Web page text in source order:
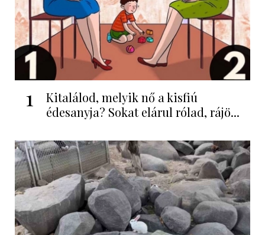
1
Kitalálod, melyik nő a kisfiú
édesanyja? Sokat elárul rólad, rájö...